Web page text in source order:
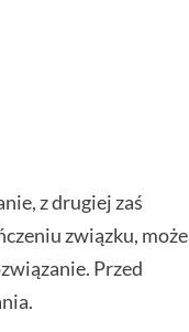
z drugiej zaś
związku, może
Przed